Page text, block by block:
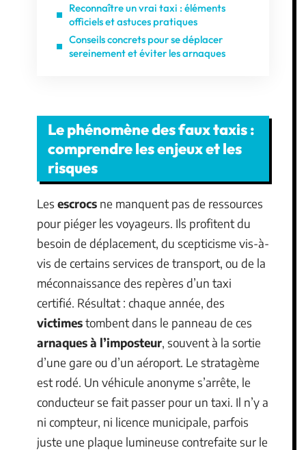
Reconnaître un vrai taxi : éléments
officiels et astuces pratiques
Conseils concrets pour se déplacer
sereinement et éviter les arnaques
Le phénomène des faux taxis :
comprendre les enjeux et les
risques
Les escrocs ne manquent pas de ressources
pour piéger les voyageurs. Ils profitent du
besoin de déplacement, du scepticisme vis-à-
vis de certains services de transport, ou de la
méconnaissance des repères d’un taxi
certifié. Résultat : chaque année, des
victimestombent dans le panneau de ces
arnaques à l’imposteur, souvent à la sortie
d’une gare ou d’un aéroport. Le stratagème
est rodé. Un véhicule anonyme s’arrête, le
conducteur se fait passer pour un taxi. Il n’y a
ni compteur, ni licence municipale, parfois
juste une plaque lumineuse contrefaite sur le